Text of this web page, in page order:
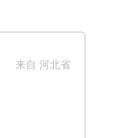
来自 河北省